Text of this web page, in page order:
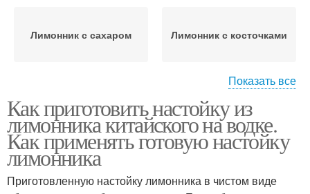
Лимонник с сахаром Лимонник с косточками
Лимонник в сахаре Лимонник с медом
Лимонник от давления Лимонник от простуды
Показать все
Как приготовить настойку из
лимонника китайского на водке.
Как применять готовую настойку
лимонника
Приготовленную настойку лимонника в чистом виде